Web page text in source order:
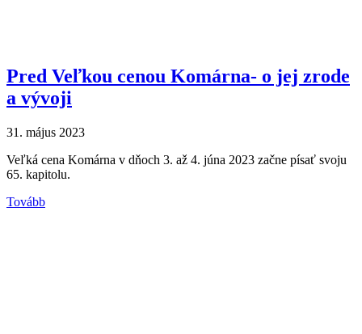
Pred Veľkou cenou Komárna- o jej zrode
a vývoji
31. május 2023
Veľká cena Komárna v dňoch 3. až 4. júna 2023 začne písať svoju
65. kapitolu.
Tovább